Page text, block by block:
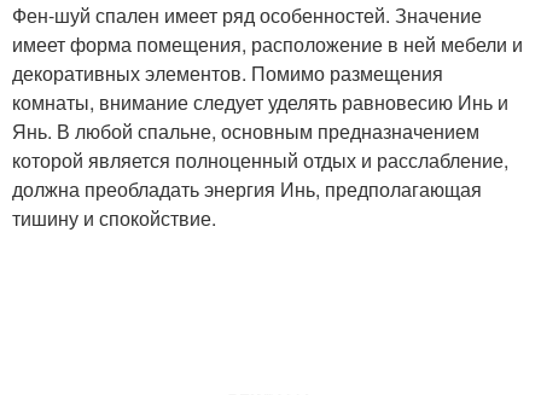
Фен-шуй спален имеет ряд особенностей. Значение
имеет форма помещения, расположение в ней мебели и
декоративных элементов. Помимо размещения
комнаты, внимание следует уделять равновесию Инь и
Янь. В любой спальне, основным предназначением
которой является полноценный отдых и расслабление,
должна преобладать энергия Инь, предполагающая
тишину и спокойствие.